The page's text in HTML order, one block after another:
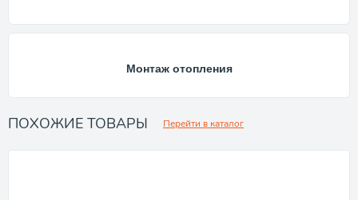
Монтаж отопления
ПОХОЖИЕ ТОВАРЫ Перейти в каталог